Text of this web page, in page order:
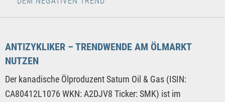
ANTIZYKLIKER – TRENDWENDE AM ÖLMARKT
NUTZEN
Der kanadische Ölproduzent Saturn Oil & Gas (ISIN:
CA80412L1076 WKN: A2DJV8 Ticker: SMK) ist im